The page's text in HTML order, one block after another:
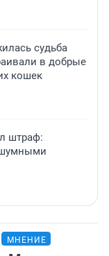
судьба
в добрые
кошек
штраф:
шумными
МНЕНИЕ